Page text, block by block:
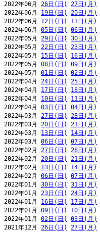
2022年06月 26日(日) 27日(月)
2022年06月 19日(日) 20日(月)
2022年06月 12日(日) 13日(月)
2022年06月 05日(日) 06日(月)
2022年05月 29日(日) 30日(月)
2022年05月 22日(日) 23日(月)
2022年05月 15日(日) 16日(月)
2022年05月 08日(日) 09日(月)
2022年05月 01日(日) 02日(月)
2022年04月 24日(日) 25日(月)
2022年04月 17日(日) 18日(月)
2022年04月 10日(日) 11日(月)
2022年04月 03日(日) 04日(月)
2022年03月 27日(日) 28日(月)
2022年03月 20日(日) 21日(月)
2022年03月 13日(日) 14日(月)
2022年03月 06日(日) 07日(月)
2022年02月 27日(日) 28日(月)
2022年02月 20日(日) 21日(月)
2022年02月 13日(日) 14日(月)
2022年02月 06日(日) 07日(月)
2022年01月 30日(日) 31日(月)
2022年01月 23日(日) 24日(月)
2022年01月 16日(日) 17日(月)
2022年01月 09日(日) 10日(月)
2022年01月 02日(日) 03日(月)
2021年12月 26日(日) 27日(月)